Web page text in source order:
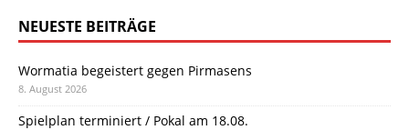
NEUESTE BEITRÄGE
Wormatia begeistert gegen Pirmasens
8. August 2026
Spielplan terminiert / Pokal am 18.08.